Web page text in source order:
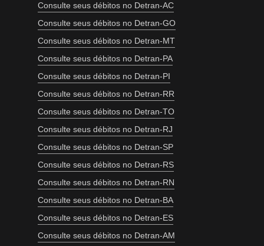
Consulte seus débitos no Detran-AC
Consulte seus débitos no Detran-GO
Consulte seus débitos no Detran-MT
Consulte seus débitos no Detran-PA
Consulte seus débitos no Detran-PI
Consulte seus débitos no Detran-RR
Consulte seus débitos no Detran-TO
Consulte seus débitos no Detran-RJ
Consulte seus débitos no Detran-SP
Consulte seus débitos no Detran-RS
Consulte seus débitos no Detran-RN
Consulte seus débitos no Detran-BA
Consulte seus débitos no Detran-ES
Consulte seus débitos no Detran-AM